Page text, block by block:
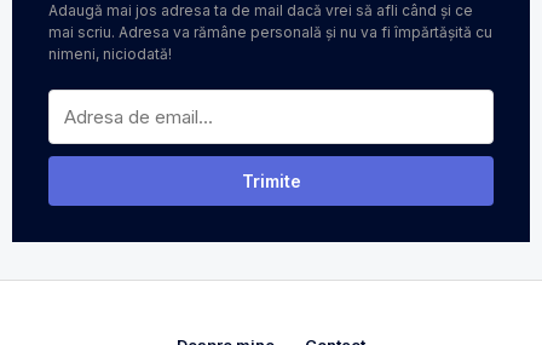
Adaugă mai jos adresa ta de mail dacă vrei să afli când și ce
mai scriu. Adresa va rămâne personală și nu va fi împărtășită cu
nimeni, niciodată!